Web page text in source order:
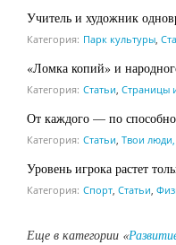
Учитель и художник
Категория: Парк культуры,
«Ломка копий» и
Категория: Статьи, Страницы
От каждого — по
Категория: Статьи, Твои
Уровень игрока растет
Категория: Спорт, Статьи,
Еще в категории «